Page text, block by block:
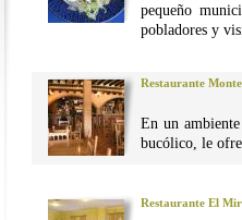
pequeño
pobladores y
Restaurante
En un
bucólico, le
Restaurante El